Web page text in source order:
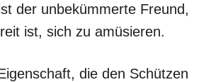
der unbekümmerte Freund,
ist, sich zu amüsieren.
die den Schützen